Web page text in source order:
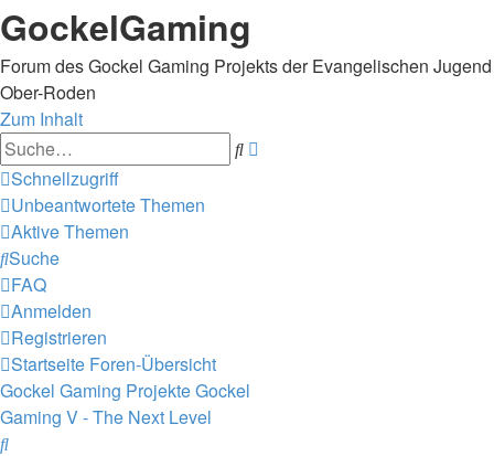
GockelGaming
Forum des Gockel Gaming Projekts der Evangelischen Jugend
Ober-Roden
Zum Inhalt
Suche
Schnellzugriff
Unbeantwortete Themen
Aktive Themen
Suche
FAQ
Anmelden
Registrieren
Startseite Foren-Übersicht
Gockel Gaming ProjekteGockel
Gaming V - The Next Level
Suche